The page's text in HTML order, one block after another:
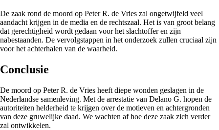
De zaak rond de moord op Peter R. de Vries zal ongetwijfeld veel
aandacht krijgen in de media en de rechtszaal. Het is van groot belang
dat gerechtigheid wordt gedaan voor het slachtoffer en zijn
nabestaanden. De vervolgstappen in het onderzoek zullen cruciaal zijn
voor het achterhalen van de waarheid.
Conclusie
De moord op Peter R. de Vries heeft diepe wonden geslagen in de
Nederlandse samenleving. Met de arrestatie van Delano G. hopen de
autoriteiten helderheid te krijgen over de motieven en achtergronden
van deze gruwelijke daad. We wachten af hoe deze zaak zich verder
zal ontwikkelen.